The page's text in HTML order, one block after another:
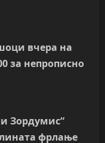
вчера на
за непрописно
Зордумис“
фрлање